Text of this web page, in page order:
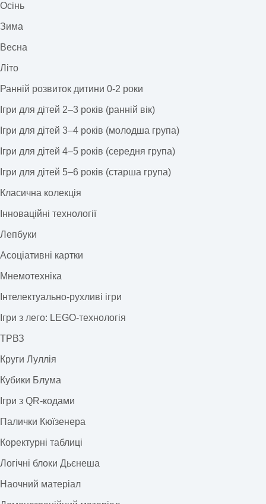
Осінь
Зима
Весна
Літо
Ранній розвиток дитини 0-2 роки
Ігри для дітей 2–3 років (ранній вік)
Ігри для дітей 3–4 років (молодша група)
Ігри для дітей 4–5 років (середня група)
Ігри для дітей 5–6 років (старша група)
Класична колекція
Інноваційні технології
Лепбуки
Асоціативні картки
Мнемотехніка
Інтелектуально-рухливі ігри
Ігри з лего: LEGO-технологія
ТРВЗ
Круги Луллія
Кубики Блума
Ігри з QR-кодами
Палички Кюїзенера
Коректурні таблиці
Логічні блоки Дьєнеша
Наочний матеріал